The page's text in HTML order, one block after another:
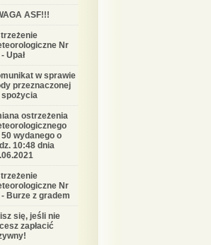
ASF!!!
Nr
Upał
w sprawie
przeznaczonej
spożycia
ostrzeżenia
50 wydanego o
10:48 dnia
Nr
- Burze z gradem
się, jeśli nie
zapłacić